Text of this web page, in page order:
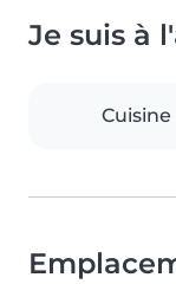
Je suis à
Cuisine